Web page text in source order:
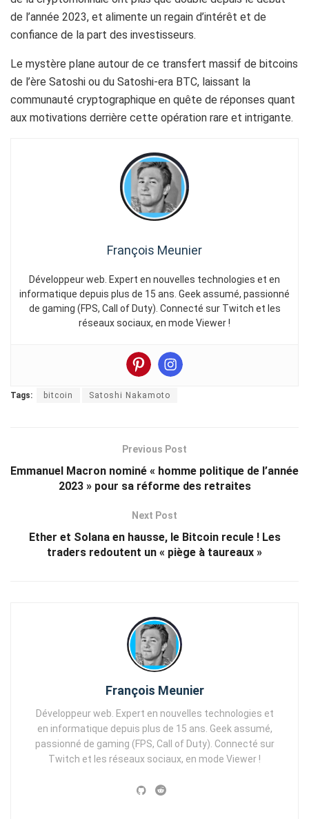
de l’année 2023, et alimente un regain d’intérêt et de
confiance de la part des investisseurs.
Le mystère plane autour de ce transfert massif de bitcoins
de l’ère Satoshi ou du Satoshi-era BTC, laissant la
communauté cryptographique en quête de réponses quant
aux motivations derrière cette opération rare et intrigante.
François Meunier
Développeur web. Expert en nouvelles technologies et en
informatique depuis plus de 15 ans. Geek assumé, passionné
de gaming (FPS, Call of Duty). Connecté sur Twitch et les
réseaux sociaux, en mode Viewer !
Tags: bitcoin Satoshi Nakamoto
Previous Post
Emmanuel Macron nominé « homme politique de l’année
2023 » pour sa réforme des retraites
Next Post
Ether et Solana en hausse, le Bitcoin recule ! Les
traders redoutent un « piège à taureaux »
François Meunier
Développeur web. Expert en nouvelles technologies et
en informatique depuis plus de 15 ans. Geek assumé,
passionné de gaming (FPS, Call of Duty). Connecté sur
Twitch et les réseaux sociaux, en mode Viewer !